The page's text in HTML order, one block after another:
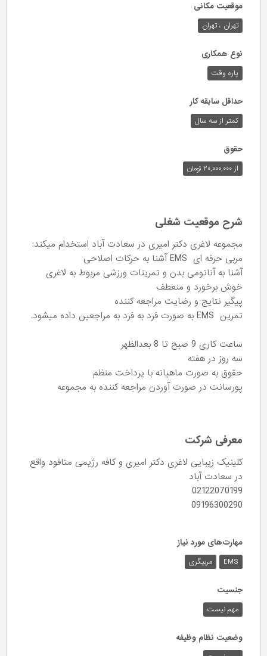
موقعیت مکانی
تهران ، تهران
نوع همکاری
پاره وقت
حداقل سابقه کار
کمتر از سه سال
حقوق
از ۲۰,۰۰۰,۰۰۰ تومان
شرح موقعیت شغلی
مجموعه لاغری دکتر امیری در سعادت آباد استخدام میکند:
مربی حرفه ای EMS آشنا به حرکات اصلاحی
آشنا به آناتومی بدن و تمرینات ورزشی مربوط به لاغری
خوش برخورد و منعطف
پیگیر نتایج و رضایت مراجعه کننده
تمرین EMS به صورت فرد به فرد به مراجعین داده میشود.
ساعت کاری 9 صبح تا 8 بعدالظهر
سه روز در هفته
حقوق به صورت ماهیانه با پرداخت منظم
پورسانت در صورت آوردن مراجعه کننده به مجموعه
معرفی شرکت
کلینیک زیبایی لاغری دکتر امیری و کافه رژیمی متافود واقع
در سعادت آباد
02122070199
09196300290
مهارت‌های مورد نیاز
EMS مربیگری
جنسیت
مهم نیست
وضعیت نظام وظیفه